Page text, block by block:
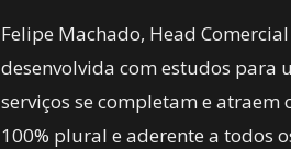
Felipe Machado, Head
desenvolvida com estudos para
serviços se completam e
100% plural e aderente a todos